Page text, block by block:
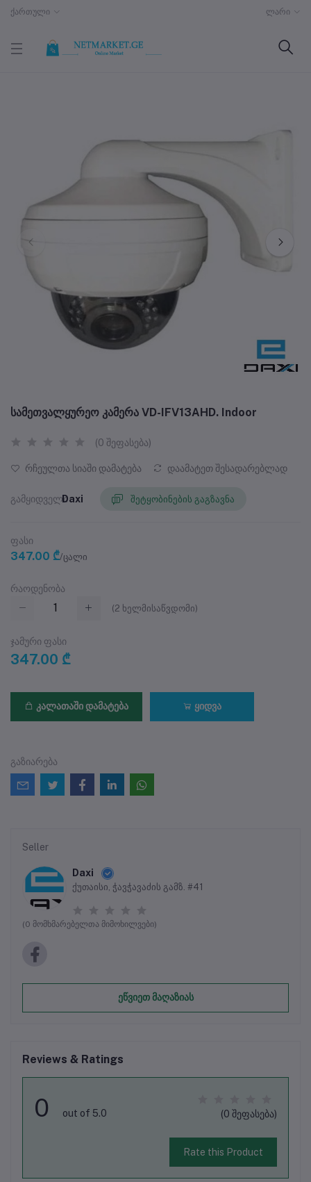
ქართული ლარი
სამეთვალყურეო კამერა VD-IFV13AHD. Indoor
(0 შეფასება)
რჩეულთა სიაში დამატება დაამატეთ შესადარებლად
გამყიდველიDaxi შეტყობინების გაგზავნა
ფასი
347.00 ₾/ცალი
რაოდენობა
(2 ხელმისაწვდომი)
ჯამური ფასი
347.00 ₾
კალათაში დამატება ყიდვა
გაზიარება
Seller
Daxi
ქუთაისი, ჭავჭავაძის გამზ. #41
(0 მომხმარებელთა მიმოხილვები)
ეწვიეთ მაღაზიას
Reviews & Ratings
0 out of 5.0 (0 შეფასება)
Rate this Product